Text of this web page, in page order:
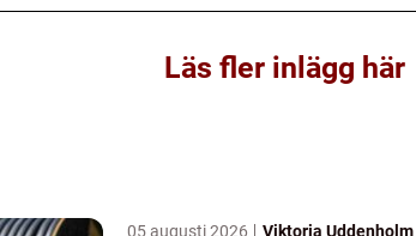
Läs fler inlägg här
05 augusti 2026 Viktoria Uddenholm